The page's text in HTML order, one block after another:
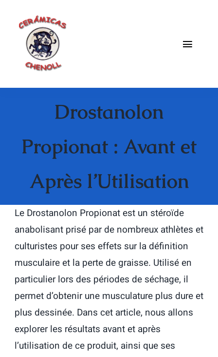
contenido
Toggle
Contacto
Drostanolon
Propionat : Avant et
Après l’Utilisation
Le Drostanolon Propionat est un stéroïde
anabolisant prisé par de nombreux athlètes et
culturistes pour ses effets sur la définition
musculaire et la perte de graisse. Utilisé en
particulier lors des périodes de séchage, il
permet d’obtenir une musculature plus dure et
plus dessinée. Dans cet article, nous allons
explorer les résultats avant et après
l’utilisation de ce produit, ainsi que ses